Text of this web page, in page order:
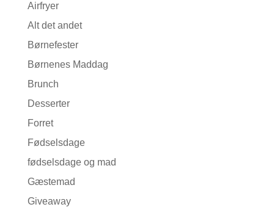
Airfryer
Alt det andet
Børnefester
Børnenes Maddag
Brunch
Desserter
Forret
Fødselsdage
fødselsdage og mad
Gæstemad
Giveaway